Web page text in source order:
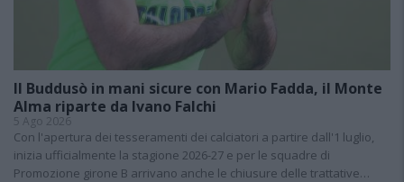
Il Buddusò in mani sicure con Mario Fadda, il Monte
Alma riparte da Ivano Falchi
5 Ago 2026
Con l'apertura dei tesseramenti dei calciatori a partire dall'1 luglio,
inizia ufficialmente la stagione 2026-27 e per le squadre di
Promozione girone B arrivano anche le chiusure delle trattative…